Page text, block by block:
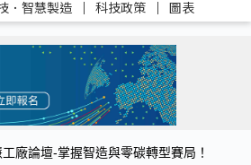
．智慧製造 ｜ 科技政策 ｜ 圖表
廠論壇-掌握智造與零碳轉型賽局！